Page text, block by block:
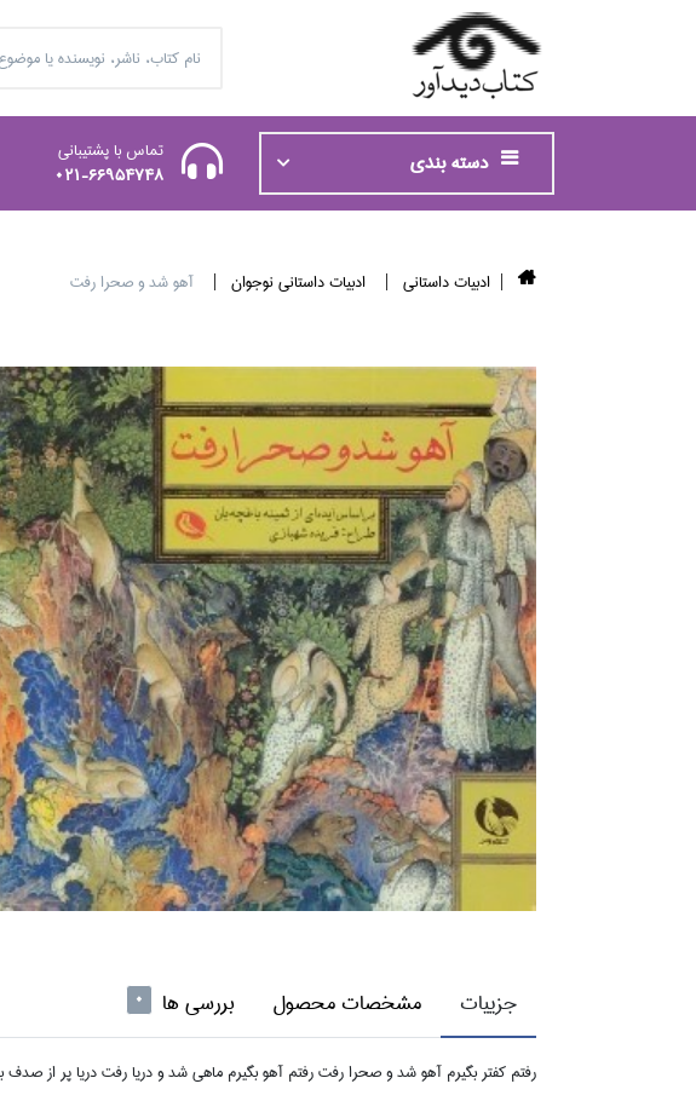
دسته بندی
تماس با پشتیبانی
021-66954748
ادبيات داستاني ادبيات داستاني نوجوان آهو شد و صحرا رفت
جزییات مشخصات محصول بررسی ها 0
رفتم كفتر بگيرم آهو شد و صحرا رفت رفتم آهو بگيرم ماهي شد و دريا رفت دريا پر از صدف